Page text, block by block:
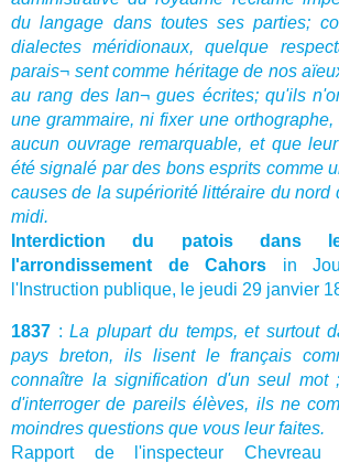
du langage dans toutes ses parties;
dialectes méridionaux, quelque
parais¬ sent comme héritage de nos
au rang des lan¬ gues écrites; qu'ils
une grammaire, ni fixer une
aucun ouvrage remarquable, et que
été signalé par des bons esprits comme
causes de la supériorité littéraire du nord
midi.
Interdiction du patois dans
l'arrondissement de Cahors in
l'Instruction publique, le jeudi 29 janvier
1837 :La plupart du temps, et surtout
pays breton, ils lisent le français
connaître la signification d'un seul mot
d'interroger de pareils élèves, ils ne
moindres questions que vous leur faites.
Rapport de l'inspecteur